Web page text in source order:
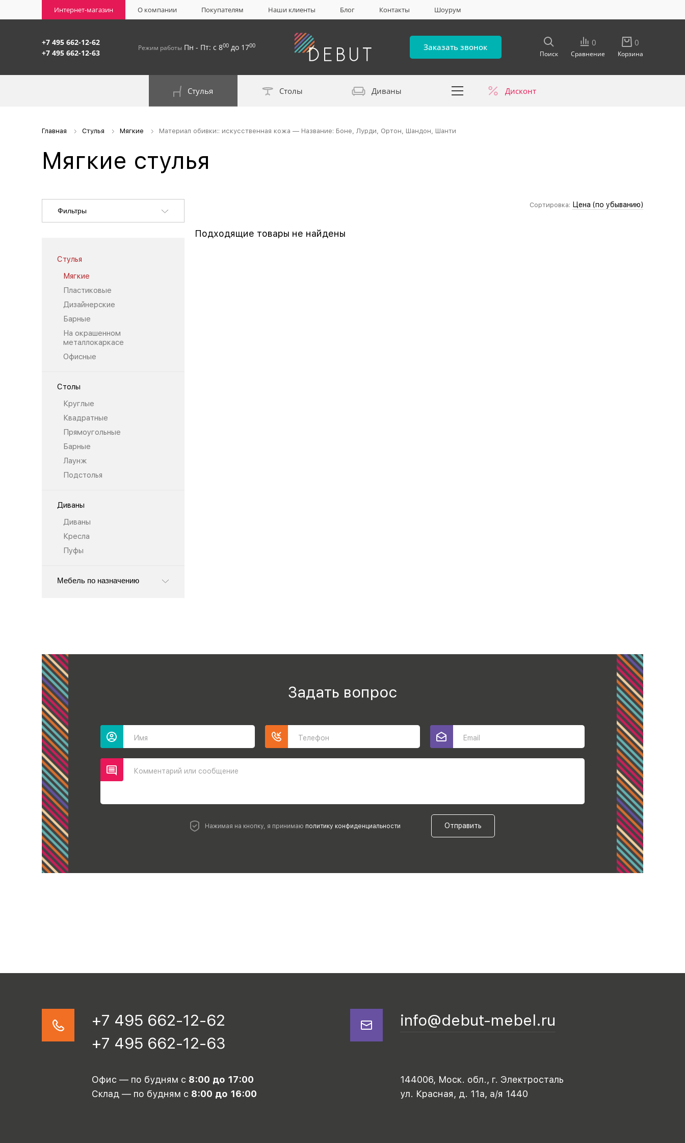
Интернет-магазин О компании Покупателям Наши клиенты Блог Контакты Шоурум
+7 495 662-12-62
+7 495 662-12-63
Режим работы Пн - Пт: с 800 до 1700 Заказать звонок
Поиск
0
Сравнение
0
Корзина
Стулья Столы Диваны Дисконт
Главная Стулья Мягкие Материал обивки:: искусственная кожа — Название: Боне, Лурди, Ортон, Шандон, Шанти
Мягкие стулья
Фильтры
Стулья
Мягкие
Пластиковые
Дизайнерские
Барные
На окрашенном
металлокаркасе
Офисные
Столы
Круглые
Квадратные
Прямоугольные
Барные
Лаунж
Подстолья
Диваны
Диваны
Кресла
Пуфы
Мебель по назначению
Сортировка: Цена (по убыванию)
Подходящие товары не найдены
Задать вопрос
Имя Телефон Email
Комментарий или сообщение
Нажимая на кнопку, я принимаю политику конфиденциальности Отправить
+7 495 662-12-62
+7 495 662-12-63
info@debut-mebel.ru
Офис — по будням с 8:00 до 17:00
Склад — по будням с 8:00 до 16:00
144006, Моск. обл., г. Электросталь
ул. Красная, д. 11а, а/я 1440